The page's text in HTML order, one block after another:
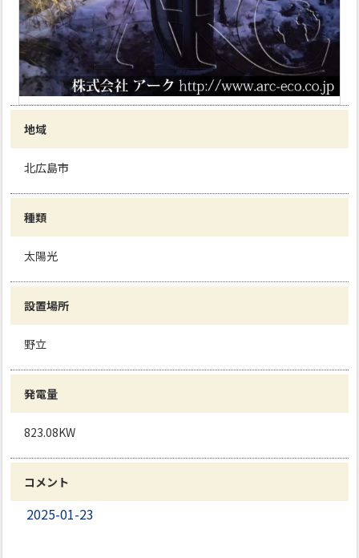
地域
北広島市
種類
太陽光
設置場所
野立
発電量
823.08KW
コメント
2025-01-23